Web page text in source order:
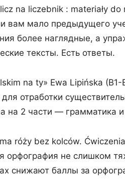
na liczebnik : materiały
вам мало предыдущего
более наглядные, а
тексты. Есть ответы.
na ty» Ewa Lipińska (B1-
отработки
на 2 части — грамматика
róży bez kolców.
орфография не слишком
снижают баллы за